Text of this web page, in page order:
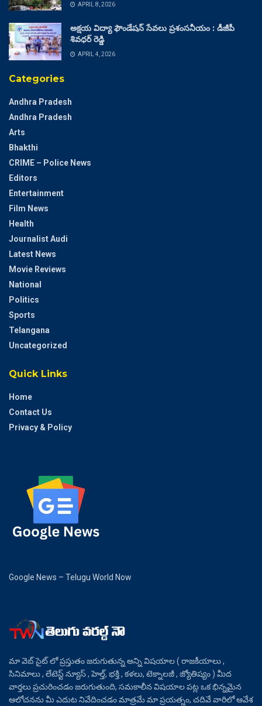
APRIL 8, 2026
అక్షయ విద్యా ఫౌండేషన్ సేవలు ప్రశంసనీయం : డీజీపీ
శివధర్ రెడ్డి
APRIL 4, 2026
Categories
Andhra Pradesh
Andhra Pradesh
Arts
Bhakthi
CRIME – Police News
Editors
Entertainment
Film News
Health
Journalist Audi
Latest News
Movie Reviews
National
Politics
Sports
Telangana
Uncategorized
Quick Links
Home
Contact Us
Privacy & Policy
Google News – Telugu World Now
మా వెబ్ సైట్ లో ప్రస్తుతం జరుగుతున్న అన్ని విషయాల ( రాజకీయాలు ,
సినిమాలు , లేటెస్ట్ న్యూస్ , హెల్త్, భక్తి , కళలు, టెక్నాలజీ , జ్యోతిష్యం ) మీద
వార్తలు ప్రచురించడం జరుగుతుంది, సమకాలీన విషయాల పట్ల ఒక భిన్నమైన
ఆలోచనను మీ ఎదుట నివేదించడం మాత్రమే మా ప్రయత్నం, చదివే వారిలో ఆవేశ